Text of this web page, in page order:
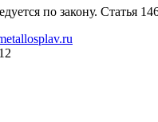
по закону. Статья